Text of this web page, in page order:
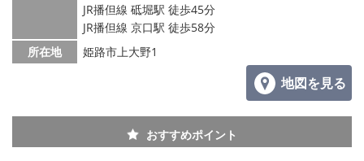
JR播但線 砥堀駅 徒歩45分
JR播但線 京口駅 徒歩58分
所在地
姫路市上大野1
地図を見る
おすすめポイント